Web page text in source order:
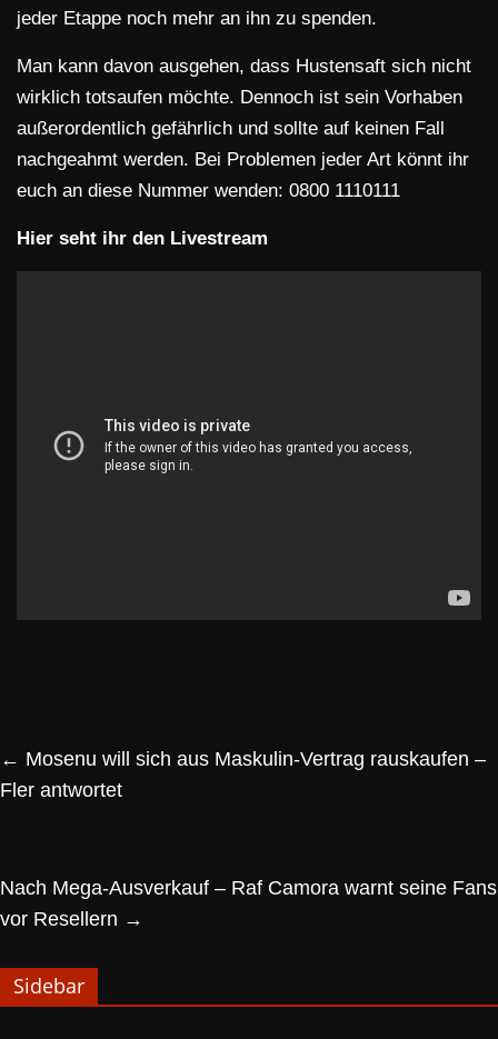
jeder Etappe noch mehr an ihn zu spenden.
Man kann davon ausgehen, dass Hustensaft sich nicht
wirklich totsaufen möchte. Dennoch ist sein Vorhaben
außerordentlich gefährlich und sollte auf keinen Fall
nachgeahmt werden. Bei Problemen jeder Art könnt ihr
euch an diese Nummer wenden: 0800 1110111
Hier seht ihr den Livestream
← Mosenu will sich aus Maskulin-Vertrag rauskaufen –
Fler antwortet
Nach Mega-Ausverkauf – Raf Camora warnt seine Fans
vor Resellern →
Sidebar